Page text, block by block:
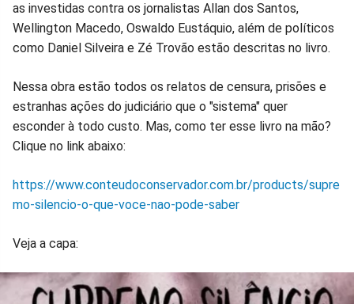
as investidas contra os jornalistas Allan dos Santos,
Wellington Macedo, Oswaldo Eustáquio, além de políticos
como Daniel Silveira e Zé Trovão estão descritas no livro.
Nessa obra estão todos os relatos de censura, prisões e
estranhas ações do judiciário que o "sistema" quer
esconder à todo custo. Mas, como ter esse livro na mão?
Clique no link abaixo:
https://www.conteudoconservador.com.br/products/supre
mo-silencio-o-que-voce-nao-pode-saber
Veja a capa: